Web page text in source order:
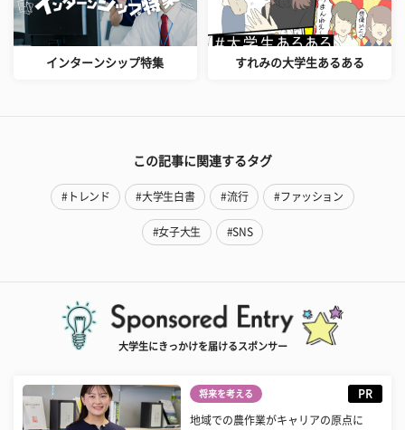
インターンシップ特集 すれみの大学生あるある
この記事に関連するタグ
#トレンド #大学生白書 #流行 #ファッション
#女子大生 #SNS
大学生にきっかけを届けるスポンサー
将来を考える PR
地域での農作業がキャリアの原点に